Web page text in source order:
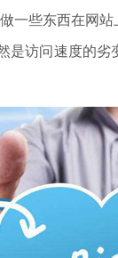
一些东西在网
是访问速度的